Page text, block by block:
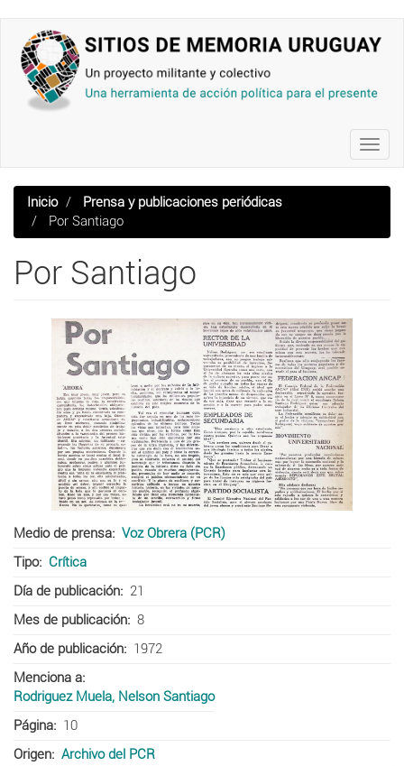
contenido
principal
Inicio
Prensa y publicaciones periódicas
Por Santiago
Por Santiago
Medio de prensa
Voz Obrera (PCR)
Tipo
Crítica
Día de publicación
21
Mes de publicación
8
Año de publicación
1972
Menciona a
Rodriguez Muela, Nelson Santiago
Página
10
Origen
Archivo del PCR